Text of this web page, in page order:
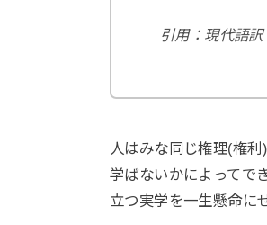
引用：現代語
人はみな同じ権理(権
学ばないかによってで
立つ実学を一生懸命に